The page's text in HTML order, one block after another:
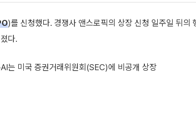
)를 신청했다. 경쟁사 앤스로픽의 상장 신청 일주일 뒤의
다.
는 미국 증권거래위원회(SEC)에 비공개 상장